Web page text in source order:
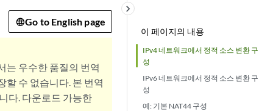
이 페이지의 내용
IPv4 네트워크에서 정적 소스 변환 구
성
IPv6 네트워크에서 정적 소스 변환 구
성
예: 기본 NAT44 구성
keyboard_arrow_right
Go to English page
는 우수한 품질의 번역
할 수 없습니다. 본 번역
다. 다운로드 가능한